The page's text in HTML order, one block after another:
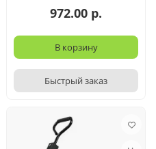
972.00 р.
В корзину
Быстрый заказ